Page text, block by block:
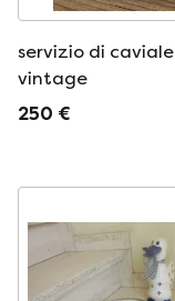
servizio di caviale
vintage
250 €